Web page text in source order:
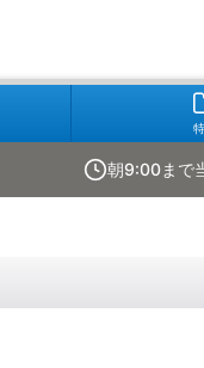
朝9:00まで